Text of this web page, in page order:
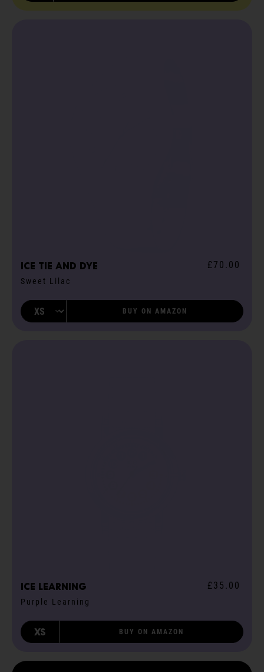
ICE tie and dye
Sweet Lilac
£70.00
BUY ON AMAZON
ICE learning
Purple Learning
£35.00
XS BUY ON AMAZON